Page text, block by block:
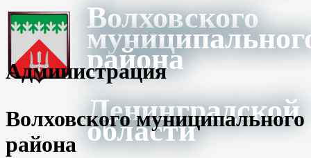
Волховского
района
Ленинградской
области
Администрация
Волховского муниципального
района